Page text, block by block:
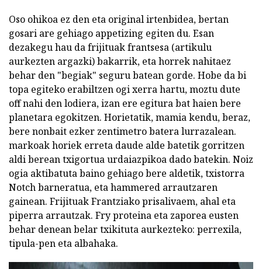
Oso ohikoa ez den eta original irtenbidea, bertan
gosari are gehiago appetizing egiten du. Esan
dezakegu hau da frijituak frantsesa (artikulu
aurkezten argazki) bakarrik, eta horrek nahitaez
behar den "begiak" seguru batean gorde. Hobe da bi
topa egiteko erabiltzen ogi xerra hartu, moztu dute
off nahi den lodiera, izan ere egitura bat haien bere
planetara egokitzen. Horietatik, mamia kendu, beraz,
bere nonbait ezker zentimetro batera lurrazalean.
markoak horiek erreta daude alde batetik gorritzen
aldi berean txigortua urdaiazpikoa dado batekin. Noiz
ogia aktibatuta baino gehiago bere aldetik, txistorra
Notch barneratua, eta hammered arrautzaren
gainean. Frijituak Frantziako prisalivaem, ahal eta
piperra arrautzak. Fry proteina eta zaporea eusten
behar denean belar txikituta aurkezteko: perrexila,
tipula-pen eta albahaka.